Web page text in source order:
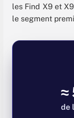
les Find X9 et
le segment
≈
de